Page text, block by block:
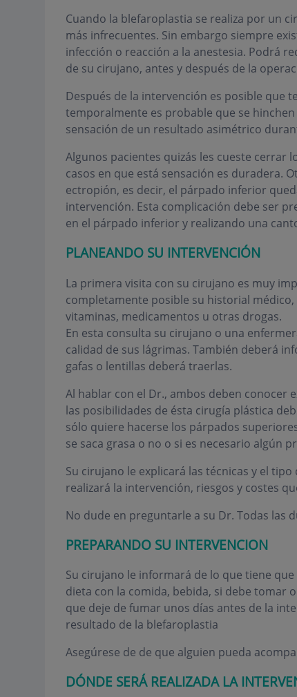
Cuando la blefaroplastia se realiza por un
más infrecuentes. Sin embargo siempre
infección o reacción a la anestesia. Podrá
de su cirujano, antes y después de la
Después de la intervención es posible que
temporalmente es probable que se
sensación de un resultado asimétrico
Algunos pacientes quizás les cueste cerrar
casos en que está sensación es duradera.
ectropión, es decir, el párpado inferior
intervención. Esta complicación debe ser
en el párpado inferior y realizando una
PLANEANDO SU INTERVENCIÓN
La primera visita con su cirujano es muy
completamente posible su historial
vitaminas, medicamentos u otras drogas.
En esta consulta su cirujano o una
calidad de sus lágrimas. También deberá
gafas o lentillas deberá traerlas.
Al hablar con el Dr., ambos deben conocer
las posibilidades de ésta cirugía plástica
sólo quiere hacerse los párpados
se saca grasa o no o si es necesario algún
Su cirujano le explicará las técnicas y el
realizará la intervención, riesgos y costes
No dude en preguntarle a su Dr. Todas las
PREPARANDO SU INTERVENCION
Su cirujano le informará de lo que tiene
dieta con la comida, bebida, si debe tomar
que deje de fumar unos días antes de la
resultado de la blefaroplastia
Asegúrese de de que alguien pueda
DÓNDE SERÁ REALIZADA LA